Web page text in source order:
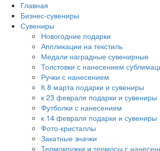
Главная
Бизнес-сувениры
Сувениры
Новогодние подарки
Аппликации на текстиль
Медали наградные сувенирные
Толстовки с нанесением
Ручки с нанесением
К 8 марта подарки и сувениры
к 23 февраля подарки и сувениры
Футболки с нанесением
к 14 февраля подарки и сувениры
Фото-кристаллы
Закатные значки
Термокружки и термосы с